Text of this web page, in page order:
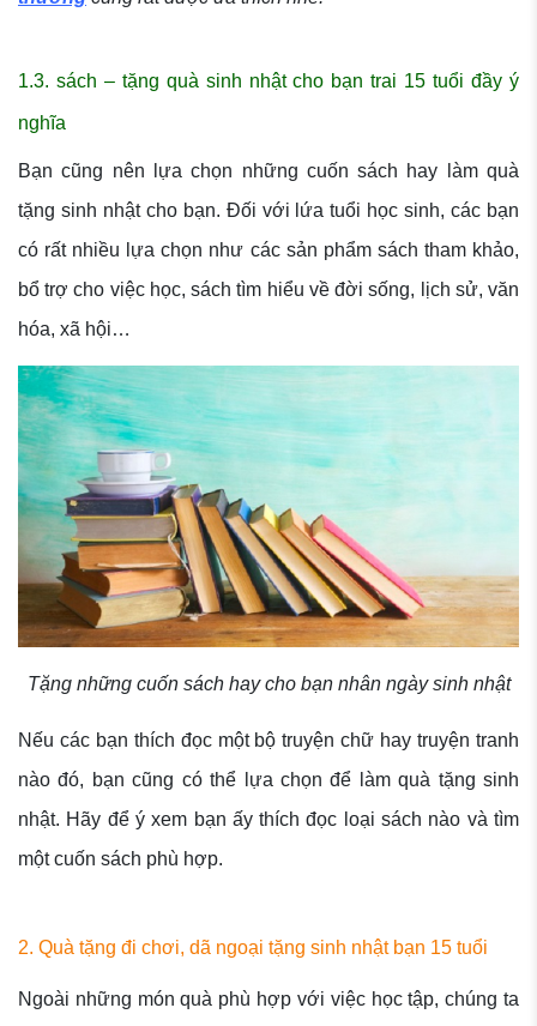
1.3. sách – tặng quà sinh nhật cho bạn trai 15 tuổi đầy ý
nghĩa
Bạn cũng nên lựa chọn những cuốn sách hay làm quà
tặng sinh nhật cho bạn. Đối với lứa tuổi học sinh, các bạn
có rất nhiều lựa chọn như các sản phẩm sách tham khảo,
bổ trợ cho việc học, sách tìm hiểu về đời sống, lịch sử, văn
hóa, xã hội…
Tặng những cuốn sách hay cho bạn nhân ngày sinh nhật
Nếu các bạn thích đọc một bộ truyện chữ hay truyện tranh
nào đó, bạn cũng có thể lựa chọn để làm quà tặng sinh
nhật. Hãy để ý xem bạn ấy thích đọc loại sách nào và tìm
một cuốn sách phù hợp.
2. Quà tặng đi chơi, dã ngoại tặng sinh nhật bạn 15 tuổi
Ngoài những món quà phù hợp với việc học tập, chúng ta